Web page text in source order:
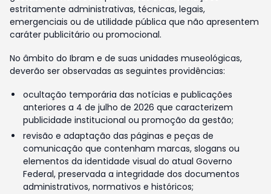
estritamente administrativas, técnicas, legais,
emergenciais ou de utilidade pública que não apresentem
caráter publicitário ou promocional.
No âmbito do Ibram e de suas unidades museológicas,
deverão ser observadas as seguintes providências:
ocultação temporária das notícias e publicações
anteriores a 4 de julho de 2026 que caracterizem
publicidade institucional ou promoção da gestão;
revisão e adaptação das páginas e peças de
comunicação que contenham marcas, slogans ou
elementos da identidade visual do atual Governo
Federal, preservada a integridade dos documentos
administrativos, normativos e históricos;